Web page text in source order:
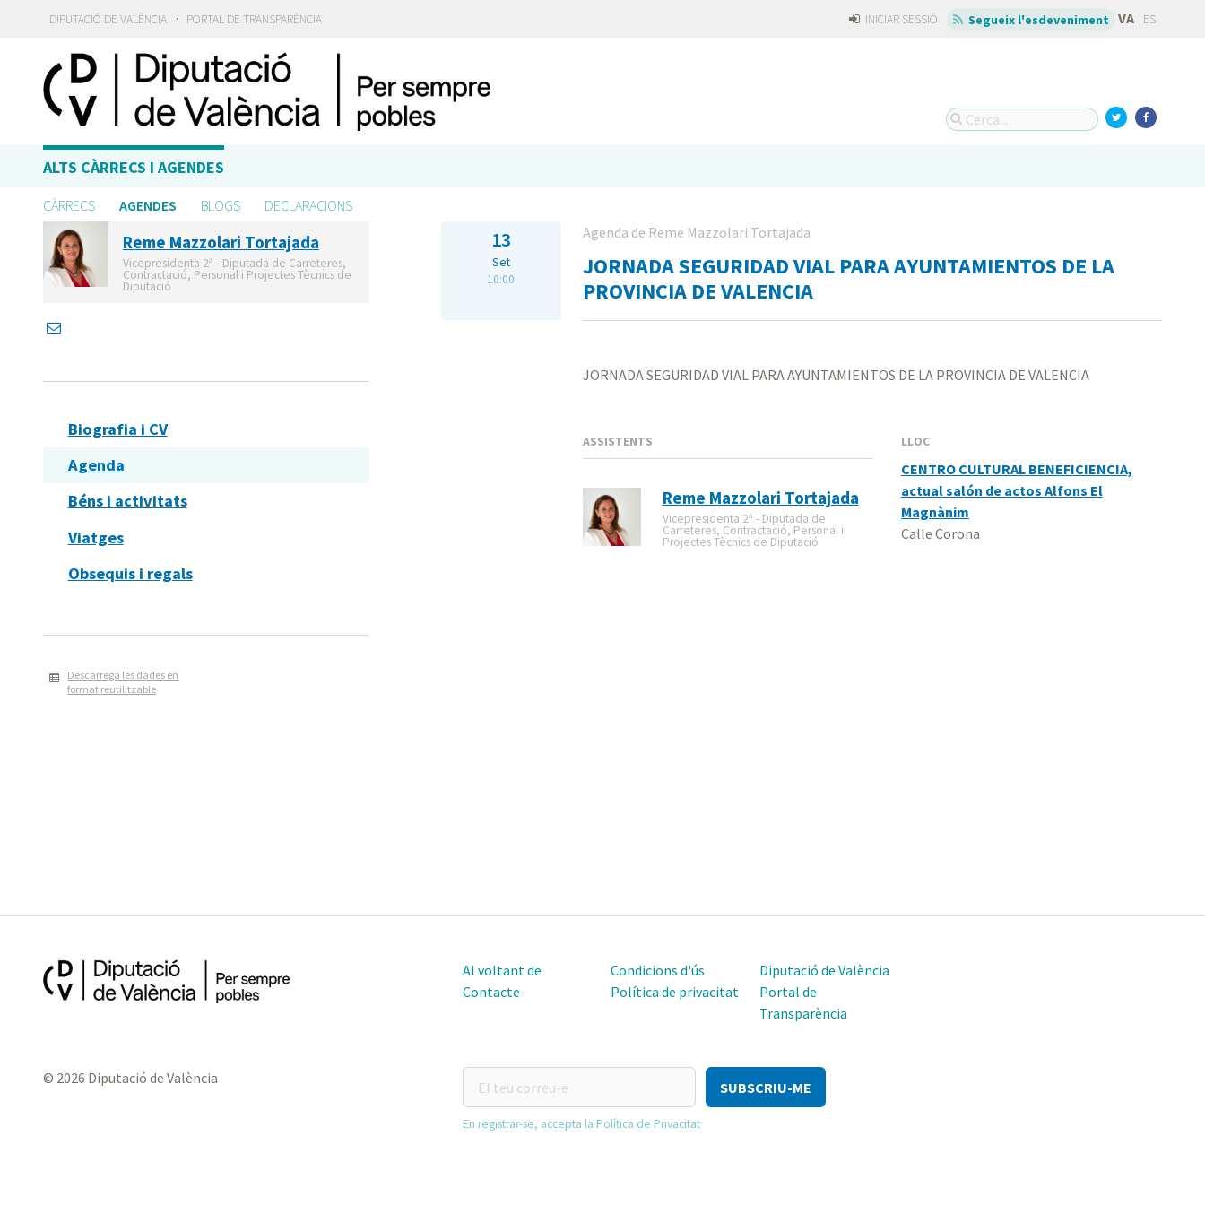
DIPUTACIÓ DE VALÈNCIA · PORTAL DE TRANSPARÈNCIA INICIAR SESSIÓ Segueix l'esdeveniment VA ES
ALTS CÀRRECS I AGENDES
CÀRRECS AGENDES BLOGS DECLARACIONS
Reme Mazzolari Tortajada
Vicepresidenta 2ª - Diputada de Carreteres,
Contractació, Personal i Projectes Tècnics de
Diputació
Biografia i CV
Agenda
Béns i activitats
Viatges
Obsequis i regals
Descarrega les dades en
format reutilitzable
13
Set
10:00
Agenda de Reme Mazzolari Tortajada
JORNADA SEGURIDAD VIAL PARA AYUNTAMIENTOS DE LA
PROVINCIA DE VALENCIA
JORNADA SEGURIDAD VIAL PARA AYUNTAMIENTOS DE LA PROVINCIA DE VALENCIA
ASSISTENTS
Reme Mazzolari Tortajada
Vicepresidenta 2ª - Diputada de
Carreteres, Contractació, Personal i
Projectes Tècnics de Diputació
LLOC
CENTRO CULTURAL BENEFICIENCIA,
actual salón de actos Alfons El
Magnànim
Calle Corona
Al voltant de
Contacte
Condicions d'ús
Política de privacitat
Diputació de València
Portal de
Transparència
© 2026 Diputació de València
teu
correu-
En registrar-se, accepta la Política de Privacitat